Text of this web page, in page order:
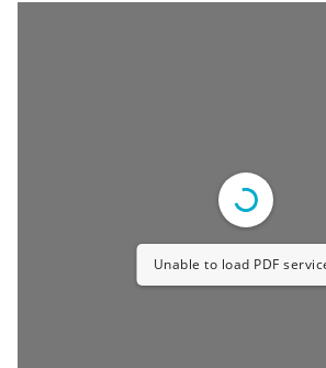
Unable to load PDF